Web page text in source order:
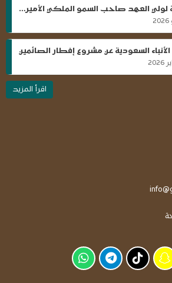
ذكرى البيعة لولي العهد صاحب السمو الملكي الأمير محمد بن سلمان بن عبدالعزيز آل سعود حفظه الله
السعودية عن مشروع إفطار الصائمين
اقرأ المزيد